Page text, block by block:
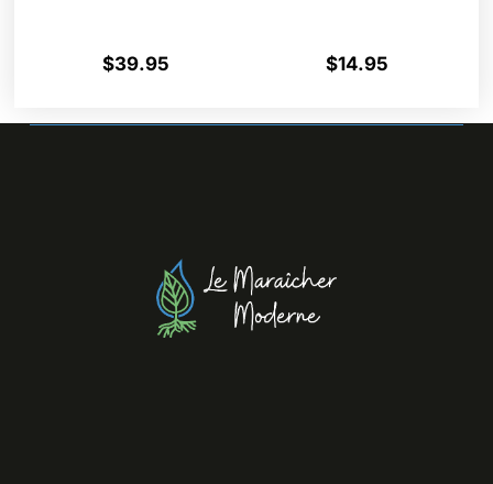
$39.95 $14.95